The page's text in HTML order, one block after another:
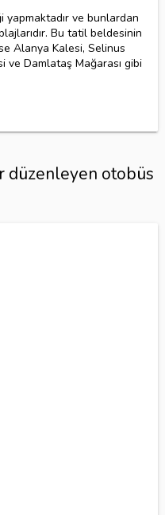
yapmaktadır ve bunlardan
Bu tatil beldesinin
Alanya Kalesi, Selinus
ve Damlataş Mağarası gibi
düzenleyen otobüs